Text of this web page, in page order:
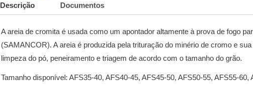
Descrição Documentos
A areia de cromita é usada como um apontador altamente à prova de fogo
(SAMANCOR). A areia é produzida pela trituração do minério de cromo e
limpeza do pó, peneiramento e triagem de acordo com o tamanho do grão.
Tamanho disponível: AFS35-40, AFS40-45, AFS45-50, AFS50-55, AFS55-60,